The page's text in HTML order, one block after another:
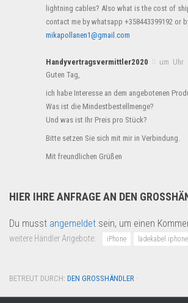
lightning cables? Also what is the cost of
contact me by whatsapp +358443399192 or
mikapollanen1@gmail.com
Handyvertragsvermittler2020
um Uhr
Guten Tag,
ich habe Interesse an dem angebotenen
Was ist die Mindestbestellmenge?
Und was ist Ihr Preis pro Stück?
Bitte setzen Sie sich mit mir in Verbindung.
Mit freundlichen Grüßen
HIER IHRE ANFRAGE AN DEN
Du musst angemeldet sein, um einen
weitere Händler Angebote: iPhone ladekabel iphone
BETREUT DURCH: DEN GROSSHÄNDLER ·